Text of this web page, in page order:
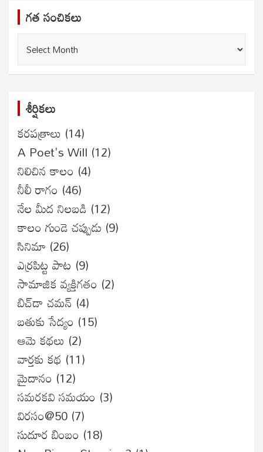
గత సంచికలు
గత
సంచికలు
శీర్షికలు
కరపత్రాలు (14)
A Poet's Will (12)
నిలిచిన కాలం (4)
నీలీ రాగం (46)
నేల మీద నిలబడి (12)
కాలం గుండె చప్పుడు (9)
సినిమా (26)
ఎర్రపిట్ట పాట (9)
సామాజిక వ్యక్తిగతం (2)
బిచ్‌డా చమన్ (4)
బతుకు సేద్యం (15)
ఆమె కథలు (2)
వార్తకు కథ (11)
మైదానం (12)
సమరకవి సమయం (3)
విరసం@50 (7)
సుదూర బింబం (18)